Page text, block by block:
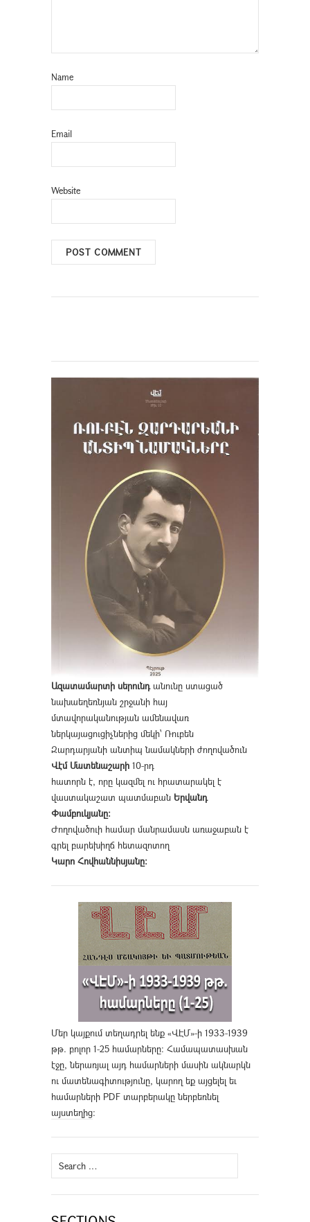
Name
Email
Website
Ազատամարտի սերունդանունը ստացած
նախաեղեռնյան շրջանի հայ
մտավորականության ամենավառ
ներկայացուցիչներից մեկի՝ Ռուբեն
Զարդարյանի անտիպ նամակների ժողովածուն
Վէմ Մատենաշարի 10-րդ
հատորն է, որը կազմել ու հրատարակել է
վաստակաշատ պատմաբան Երվանդ
Փամբուկյանը։
Ժողովածուի համար մանրամասն առաջաբան է
գրել բարեխիղճ հետազոտող
Կարո Հովհաննիսյանը։
Մեր կայքում տեղադրել ենք «ՎԷՄ»-ի 1933-1939
թթ. բոլոր 1-25 համարները։ Համապատասխան
էջը, ներառյալ այդ համարների մասին ակնարկն
ու մատենագիտությունը, կարող եք այցելել եւ
համարների PDF տարբերակը ներբեռնել
այստեղից։
Search
for: